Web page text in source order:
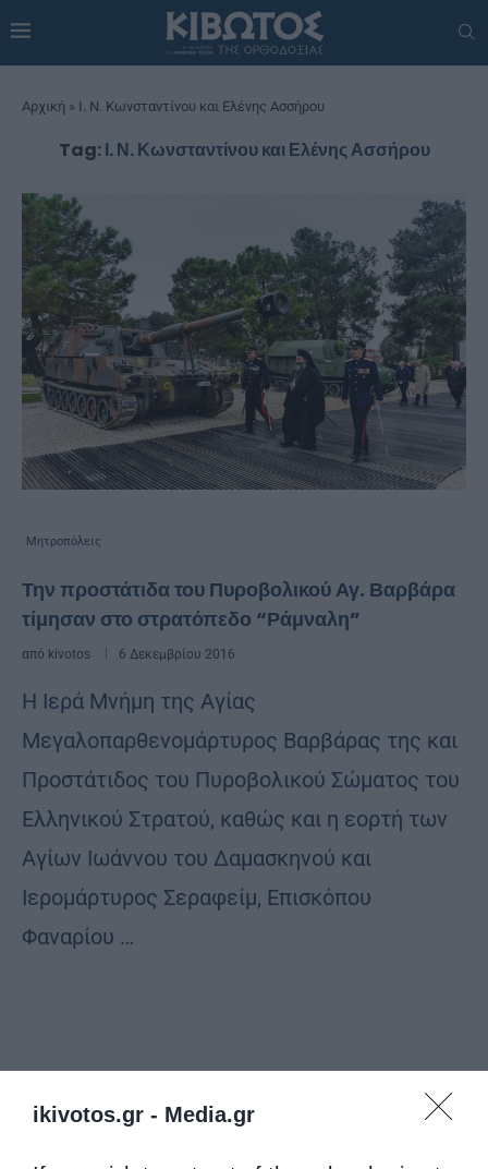
ikivotos.gr - Media.gr
Αρχική » Ι. Ν. Κωνσταντίνου και Ελένης Ασσήρου
Tag:Ι. Ν. Κωνσταντίνου και Ελένης Ασσήρου
Μητροπόλεις
Την προστάτιδα του Πυροβολικού Αγ. Βαρβάρα
τίμησαν στο στρατόπεδο “Ράμναλη”
από kivotos 6 Δεκεμβρίου 2016
Η Ιερά Μνήμη της Αγίας
Μεγαλοπαρθενομάρτυρος Βαρβάρας της και
Προστάτιδος του Πυροβολικού Σώματος του
Ελληνικού Στρατού, καθώς και η εορτή των
Αγίων Ιωάννου του Δαμασκηνού και
Ιερομάρτυρος Σεραφείμ, Επισκόπου
Φαναρίου …